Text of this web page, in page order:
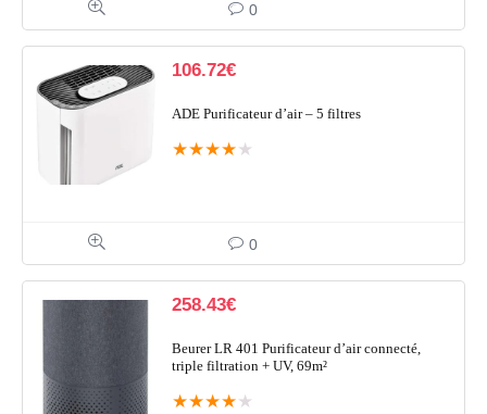
0
106.72€
ADE Purificateur d’air – 5 filtres
★★★★ ★
0
258.43€
Beurer LR 401 Purificateur d’air connecté,
triple filtration + UV, 69m²
★★★★ ★